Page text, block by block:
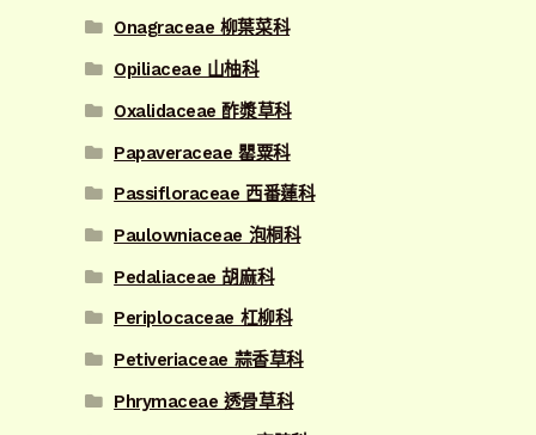
Onagraceae 柳葉菜科
Opiliaceae 山柚科
Oxalidaceae 酢漿草科
Papaveraceae 罌粟科
Passifloraceae 西番蓮科
Paulowniaceae 泡桐科
Pedaliaceae 胡麻科
Periplocaceae 杠柳科
Petiveriaceae 蒜香草科
Phrymaceae 透骨草科